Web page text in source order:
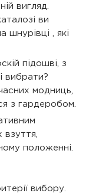
вигляд.
ви
шнурівці , які
підошві, з
вибрати?
модниць,
з гардеробом.
положенні.
вибору.